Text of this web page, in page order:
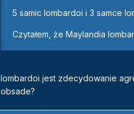
5 samic lombardoi i 3 samce
Czytałem, że Maylandia
lombardoi jest zdecydowanie
obsade?